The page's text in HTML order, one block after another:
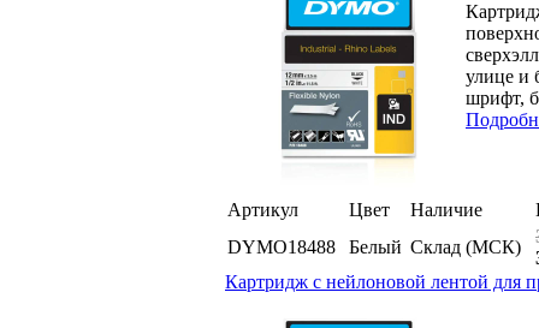
улице и
шрифт,
Артикул Цвет Наличие
DYMO18488
Белый Склад (МСК)
Картридж c нейлоновой лентой для